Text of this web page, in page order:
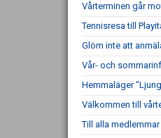
Vårterminen går
Tennisresa till
Glöm inte att
Vår- och
Hemmaläger
Välkommen till
Till alla